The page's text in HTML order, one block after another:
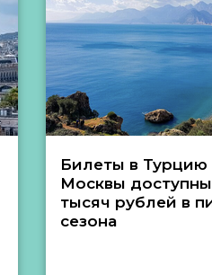
Билеты в Турцию
Москвы доступны
тысяч рублей в
сезона